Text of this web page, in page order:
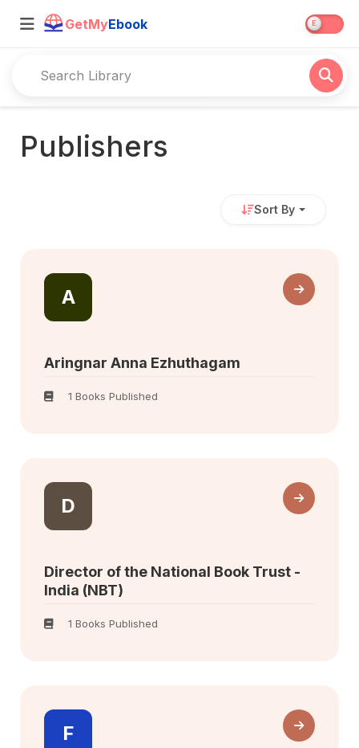
GetMyEbook
Publishers
Sort By
A
Aringnar Anna Ezhuthagam
1 Books Published
D
Director of the National Book Trust -
India (NBT)
1 Books Published
F